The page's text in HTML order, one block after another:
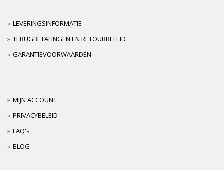
LEVERINGSINFORMATIE
TERUGBETALINGEN EN RETOURBELEID
GARANTIEVOORWAARDEN
MIJN ACCOUNT
PRIVACYBELEID
FAQ's
BLOG